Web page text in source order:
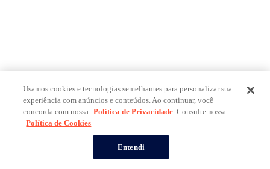
Usamos cookies e tecnologias semelhantes para personalizar sua
experiência com anúncios e conteúdos. Ao continuar, você
concorda com nossa Política de Privacidade. Consulte nossa
Política de Cookies
Entendi